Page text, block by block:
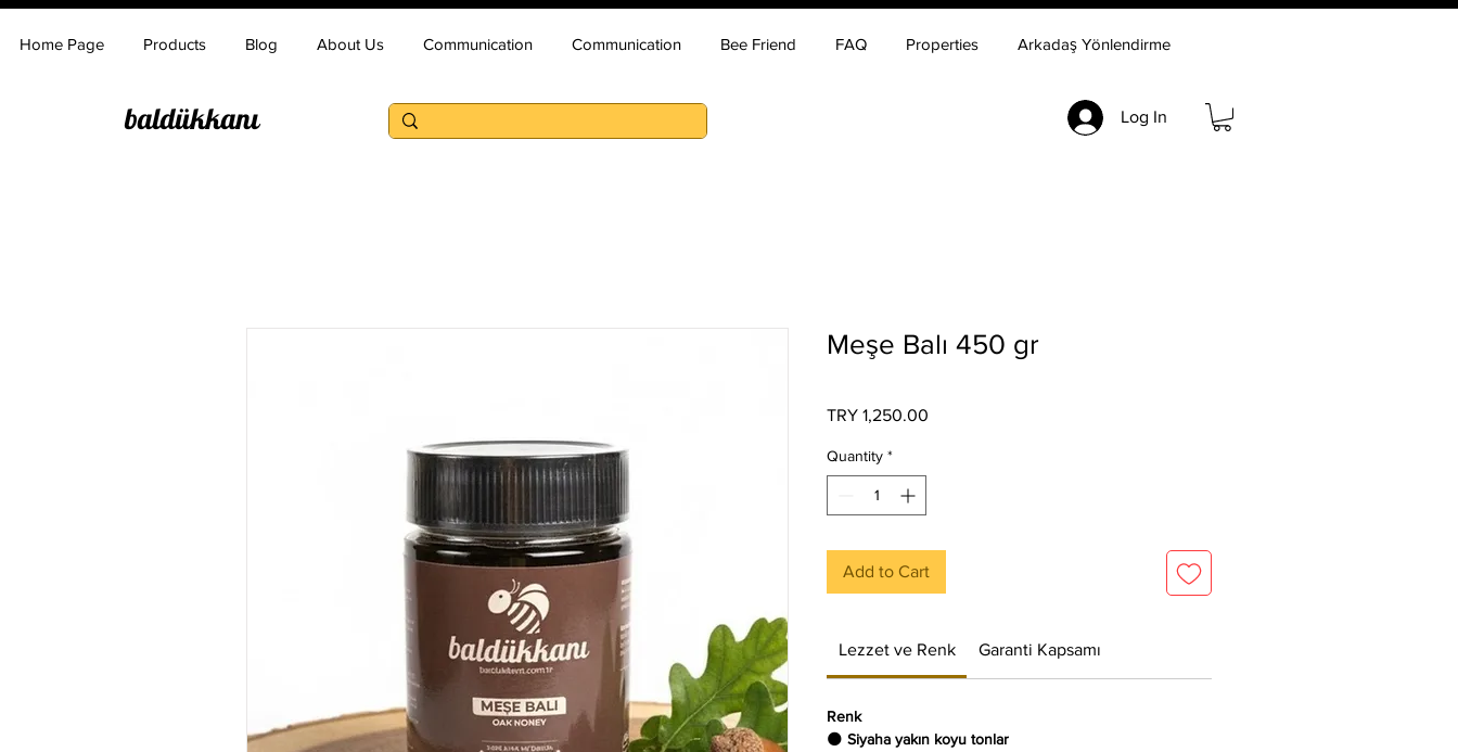
baldükkanı
Home Page Products Blog About Us Communication Communication Bee Friend FAQ Properties Arkadaş Yönlendirme
Log In
Meşe Balı 450 gr
TRY 1,250.00
Quantity *
Add to Cart
Lezzet ve Renk Garanti Kapsamı
Renk
🌑 Siyaha yakın koyu tonlar